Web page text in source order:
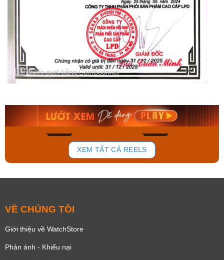
131
Orient Nam RA-
Mua ngay
Casio Nam MTS-
Mua ngay
XEM TẤT CẢ REELS
VỀ CHÚNG TÔI
Giới thiệu về WatchStore
Phản ánh - Khiếu nại